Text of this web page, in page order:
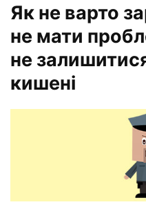
Як не варто
не мати
не
кишені